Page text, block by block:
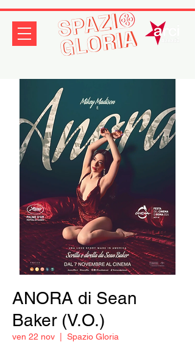
ANORA di Sean
Baker (V.O.)
ven 22 nov Spazio Gloria